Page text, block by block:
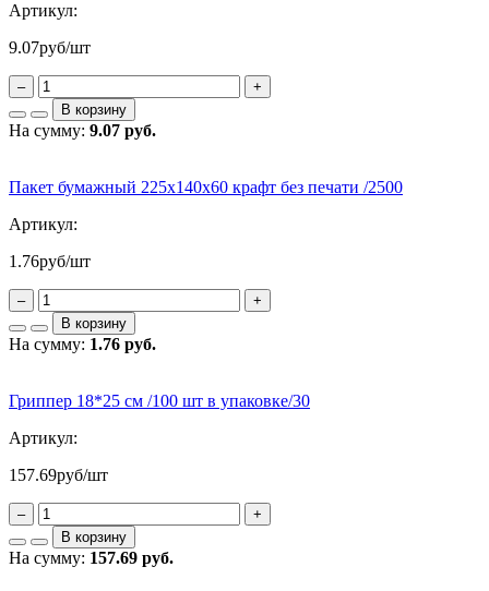
Артикул:
9.07руб/шт
–
+
В корзину
На сумму: 9.07 руб.
Пакет бумажный 225х140х60 крафт без печати /2500
Артикул:
1.76руб/шт
–
+
В корзину
На сумму: 1.76 руб.
Гриппер 18*25 см /100 шт в упаковке/30
Артикул:
157.69руб/шт
–
+
В корзину
На сумму: 157.69 руб.